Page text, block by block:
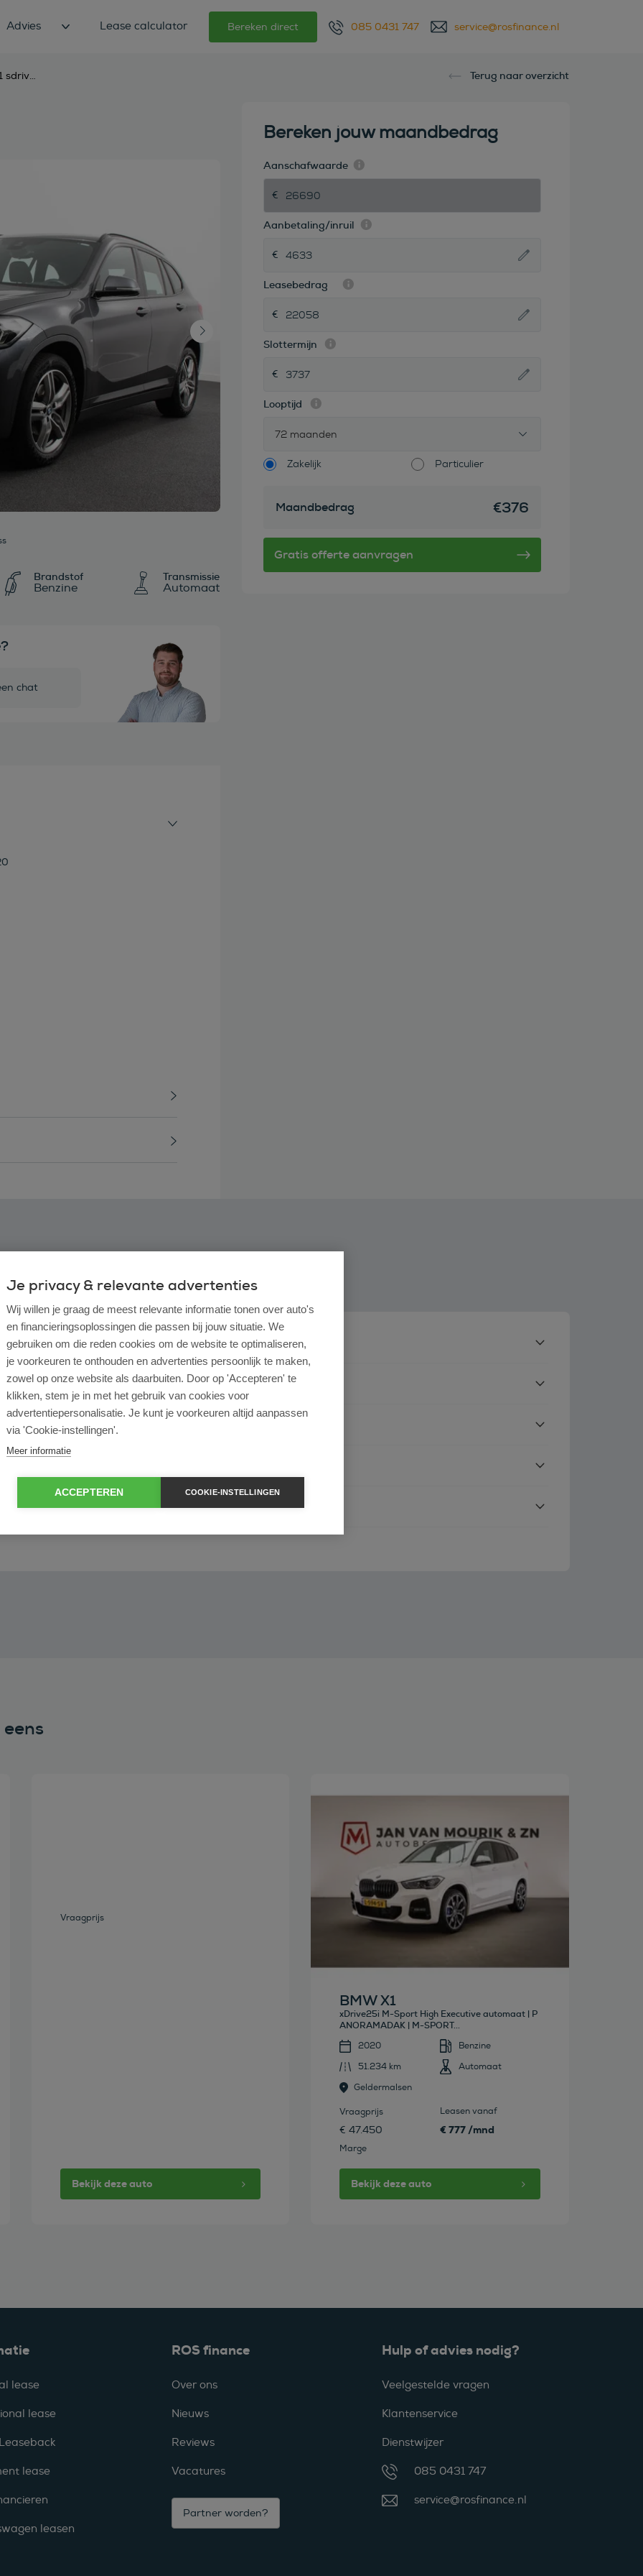
Advies Lease calculator Bereken direct 085 0431 747 service@rosfinance.nl
bmw x1 sdrive18i automaat m-sport Terug naar overzicht
Brandstof
Benzine
Transmissie
Automaat
chat
Bereken jouw maandbedrag
Aanschafwaarde
Aanbetaling/inruil
Leasebedrag
Slottermijn
Looptijd
72 maanden
Zakelijk Particulier
Maandbedrag €376
ondernemer?
operational lease?
ROS Finance?
zelf bepalen?
Vraagprijs
Bekijk deze auto
Bekijk deze auto
BMW X1
xDrive25i M-Sport High Executive automaat | P
ANORAMADAK | M-SPORT...
2020
Benzine
51.234 km
Automaat
Geldermalsen
Vraagprijs
€ 47.450
Marge
Leasen vanaf
€ 777 /mnd
Bekijk deze auto
lease
lease
lease
leasen
ROS finance
Over ons
Nieuws
Reviews
Vacatures
Partner worden?
Hulp of advies nodig?
Veelgestelde vragen
Klantenservice
Dienstwijzer
085 0431 747
service@rosfinance.nl
Je privacy & relevante advertenties
Wij willen je graag de meest relevante informatie tonen over auto's
en financieringsoplossingen die passen bij jouw situatie. We
gebruiken om die reden cookies om de website te optimaliseren,
je voorkeuren te onthouden en advertenties persoonlijk te maken,
zowel op onze website als daarbuiten. Door op 'Accepteren' te
klikken, stem je in met het gebruik van cookies voor
advertentiepersonalisatie. Je kunt je voorkeuren altijd aanpassen
via 'Cookie-instellingen'.
Meer informatie
ACCEPTEREN COOKIE-INSTELLINGEN